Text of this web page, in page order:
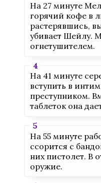
На 27 минуте
горячий кофе в
растерявшись,
убивает Шейлу.
огнетушителем.
На 41 минуте
вступить в
преступником.
таблеток она
На 55 минуте
ссорится с
них пистолет. В
оружие.